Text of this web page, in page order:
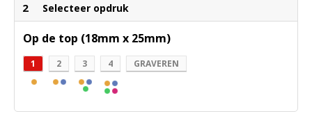
2 Selecteer opdruk
Op de top (18mm x 25mm)
1 2 3 4 GRAVEREN